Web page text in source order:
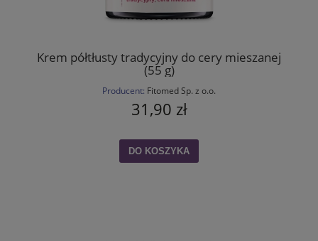
Krem półtłusty tradycyjny do cery mieszanej
(55 g)
Producent: Fitomed Sp. z o.o.
31,90 zł
DO KOSZYKA